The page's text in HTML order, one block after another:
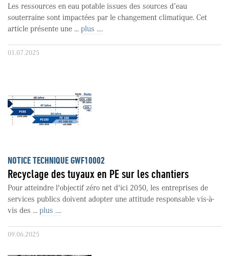
Les ressources en eau potable issues des sources d’eau
souterraine sont impactées par le changement climatique. Cet
article présente une ... plus ....
01.07.2025
NOTICE TECHNIQUE GWF10002
Recyclage des tuyaux en PE sur les chantiers
Pour atteindre l'objectif zéro net d'ici 2050, les entreprises de
services publics doivent adopter une attitude responsable vis-à-
vis des ... plus ....
09.06.2025